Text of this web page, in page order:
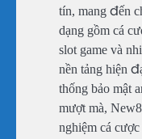
tín, mang đến
dạng gồm cá
slot game và
nền tảng hiện
thống bảo mật
mượt mà,
nghiệm cá